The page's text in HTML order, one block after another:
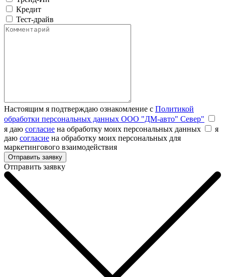
Кредит
Тест-драйв
Настоящим я подтверждаю ознакомление с Политикой
обработки персональных данных ООО "ДМ-авто" Север"
я даю согласие на обработку моих персональных данных
я
даю согласие на обработку моих персональных для
маркетингового взаимодействия
Отправить заявку